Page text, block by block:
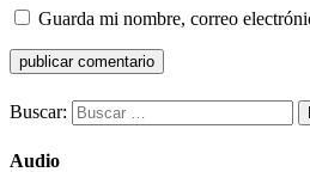
Guarda mi nombre, correo
Buscar:
Audio